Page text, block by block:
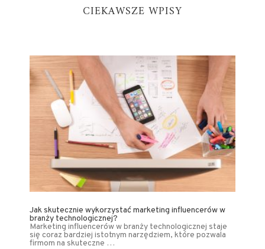
CIEKAWSZE WPISY
Jak skutecznie wykorzystać marketing influencerów w
branży technologicznej?
Marketing influencerów w branży technologicznej staje
się coraz bardziej istotnym narzędziem, które pozwala
firmom na skuteczne …